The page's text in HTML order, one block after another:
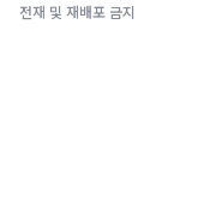
전재 및 재배포 금지